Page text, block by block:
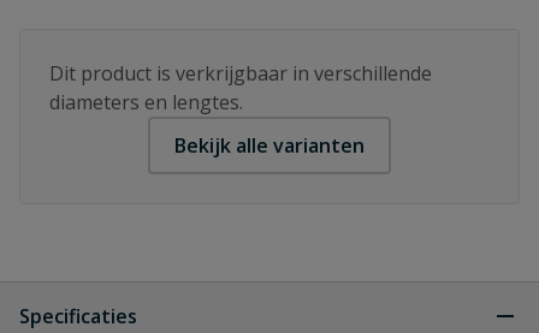
Dit product is verkrijgbaar in verschillende
diameters en lengtes.
Bekijk alle varianten
Specificaties